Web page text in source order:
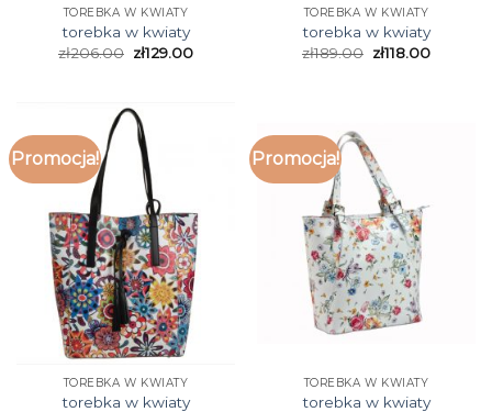
TOREBKA W KWIATY
torebka w kwiaty
zł206.00 zł129.00
TOREBKA W KWIATY
torebka w kwiaty
zł189.00 zł118.00
Promocja!
TOREBKA W KWIATY
torebka w kwiaty
Promocja!
TOREBKA W KWIATY
torebka w kwiaty